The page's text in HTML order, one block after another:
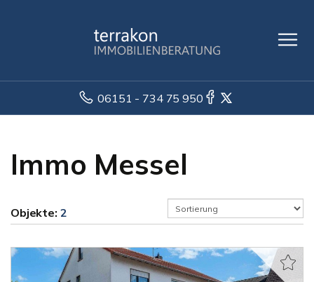
06151 - 734 75 950
Immo Messel
Objekte: 2